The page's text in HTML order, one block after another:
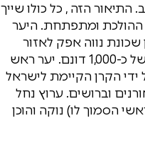
התיאור הזה , כל כולו שייך
ההולכת ומתפתחת. היער
שכונת נווה אפק לאזור
התעשייה והוא משתרע על שטח של כ-1,000 דונם. יער ראש
ניטע בתחילת שנות ה-80 על ידי הקרן הקיימת לישראל
וברושים. ערוץ נחל
הסמוך לו) נוקה והוכן